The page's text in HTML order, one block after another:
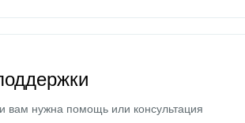
вам нужна помощь или консультация